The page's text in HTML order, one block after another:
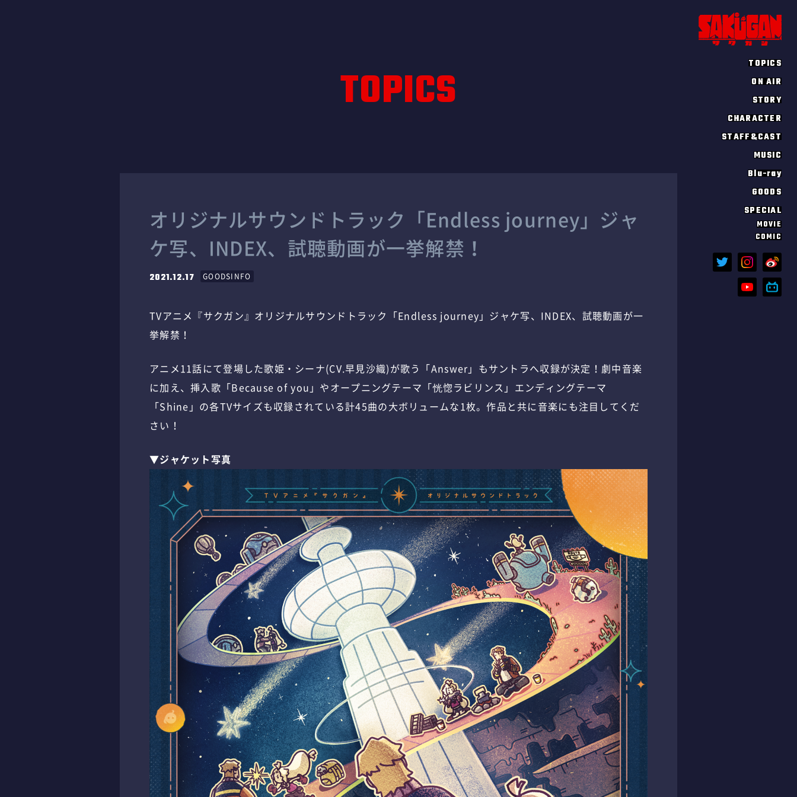
TOPICS
ON AIR
STORY
CHARACTER
STAFF&CAST
MUSIC
Blu-ray
GOODS
SPECIAL
MOVIE
COMIC
TOPICS
オリジナルサウンドトラック「Endless journey」ジャ
ケ写、INDEX、試聴動画が一挙解禁！
2021.12.17 GOODSINFO
TVアニメ『サクガン』オリジナルサウンドトラック「Endless journey」 ジャケ写、INDEX、試聴動画が一
挙解禁！
アニメ11話にて登場した歌姫・シーナ(CV.早見沙織)が歌う「Answer」もサントラへ収録が決定！劇中音楽
に加え、挿入歌「Because of you」やオープニングテーマ「恍惚ラビリンス」エンディングテーマ
「Shine」の各TVサイズも収録されている計45曲の大ボリュームな1枚。作品と共に音楽にも注目してくだ
さい！
▼ジャケット写真